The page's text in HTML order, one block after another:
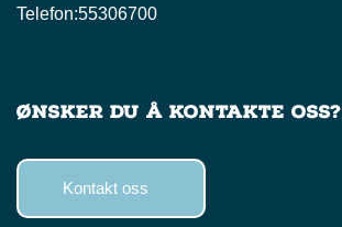
Telefon:55306700
Ønsker du å kontakte oss?
Kontakt oss